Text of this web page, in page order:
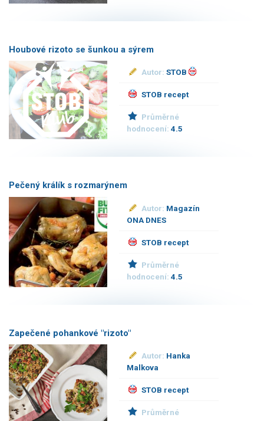
Houbové rizoto se šunkou a sýrem
Autor:STOB
STOB recept
Průměrné
hodnocení:4.5
Pečený králík s rozmarýnem
Autor: Magazín
ONA DNES
STOB recept
Průměrné
hodnocení:4.5
Zapečené pohankové "rizoto"
Autor: Hanka
Malkova
STOB recept
Průměrné